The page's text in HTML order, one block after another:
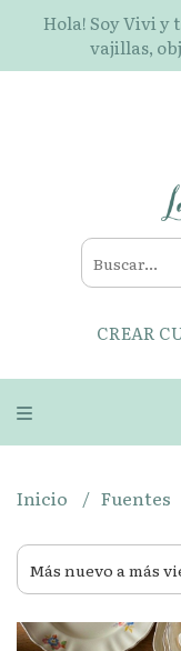
Hola! Soy Vivi y
vajillas,
CREAR
Inicio Fuentes